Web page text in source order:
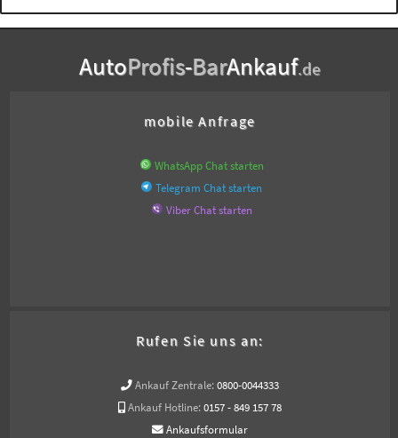
AutoProfis-BarAnkauf.de
mobile Anfrage
WhatsApp Chat starten
Telegram Chat starten
Viber Chat starten
Rufen Sie uns an:
Ankauf Zentrale: 0800-0044333
Ankauf Hotline: 0157 - 849 157 78
Ankaufsformular